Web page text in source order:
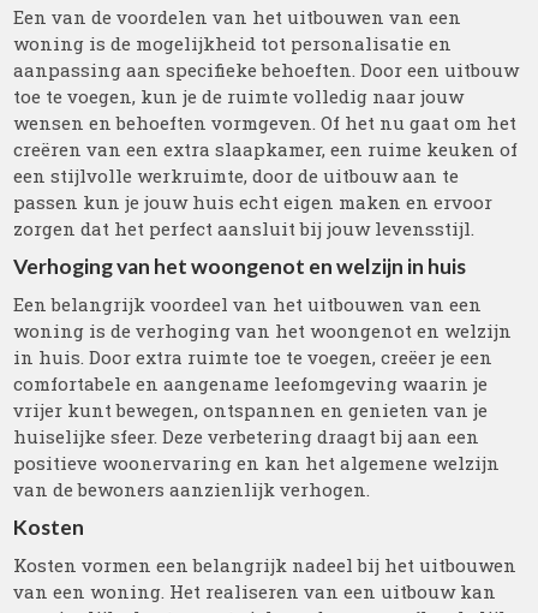
Een van de voordelen van het uitbouwen van een
woning is de mogelijkheid tot personalisatie en
aanpassing aan specifieke behoeften. Door een uitbouw
toe te voegen, kun je de ruimte volledig naar jouw
wensen en behoeften vormgeven. Of het nu gaat om het
creëren van een extra slaapkamer, een ruime keuken of
een stijlvolle werkruimte, door de uitbouw aan te
passen kun je jouw huis echt eigen maken en ervoor
zorgen dat het perfect aansluit bij jouw levensstijl.
Verhoging van het woongenot en welzijn in huis
Een belangrijk voordeel van het uitbouwen van een
woning is de verhoging van het woongenot en welzijn
in huis. Door extra ruimte toe te voegen, creëer je een
comfortabele en aangename leefomgeving waarin je
vrijer kunt bewegen, ontspannen en genieten van je
huiselijke sfeer. Deze verbetering draagt bij aan een
positieve woonervaring en kan het algemene welzijn
van de bewoners aanzienlijk verhogen.
Kosten
Kosten vormen een belangrijk nadeel bij het uitbouwen
van een woning. Het realiseren van een uitbouw kan